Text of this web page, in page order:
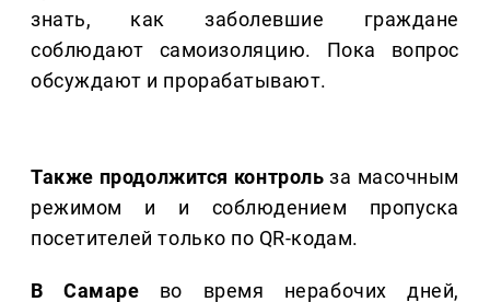
знать, как заболевшие граждане
соблюдают самоизоляцию. Пока вопрос
обсуждают и прорабатывают.
Также продолжится контроль за масочным
режимом и и соблюдением пропуска
посетителей только по QR-кодам.
В Самаре во время нерабочих дней,